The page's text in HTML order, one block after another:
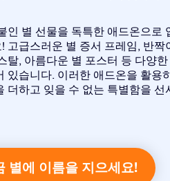
인 별 선물을 독특한 애드온으로
고급스러운 별 증서 프레임, 반짝
탈, 아름다운 별 포스터 등 다양한
있습니다. 이러한 애드온을 활용
더하고 잊을 수 없는 특별함을 선
별에 이름을 지으세요!